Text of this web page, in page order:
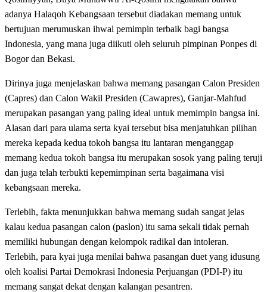
adanya Halaqoh Kebangsaan tersebut diadakan memang untuk
bertujuan merumuskan ihwal pemimpin terbaik bagi bangsa
Indonesia, yang mana juga diikuti oleh seluruh pimpinan Ponpes di
Bogor dan Bekasi.
Dirinya juga menjelaskan bahwa memang pasangan Calon Presiden
(Capres) dan Calon Wakil Presiden (Cawapres), Ganjar-Mahfud
merupakan pasangan yang paling ideal untuk memimpin bangsa ini.
Alasan dari para ulama serta kyai tersebut bisa menjatuhkan pilihan
mereka kepada kedua tokoh bangsa itu lantaran menganggap
memang kedua tokoh bangsa itu merupakan sosok yang paling teruji
dan juga telah terbukti kepemimpinan serta bagaimana visi
kebangsaan mereka.
Terlebih, fakta menunjukkan bahwa memang sudah sangat jelas
kalau kedua pasangan calon (paslon) itu sama sekali tidak pernah
memiliki hubungan dengan kelompok radikal dan intoleran.
Terlebih, para kyai juga menilai bahwa pasangan duet yang idusung
oleh koalisi Partai Demokrasi Indonesia Perjuangan (PDI-P) itu
memang sangat dekat dengan kalangan pesantren.